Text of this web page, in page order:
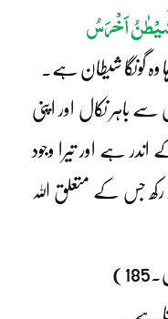
اَخْرَسُ
گونگا شیطان ہے۔
باہر نکال اور اپنی
ہے اور تیرا وجود
جس کے متعلق اللہ
ہے۔